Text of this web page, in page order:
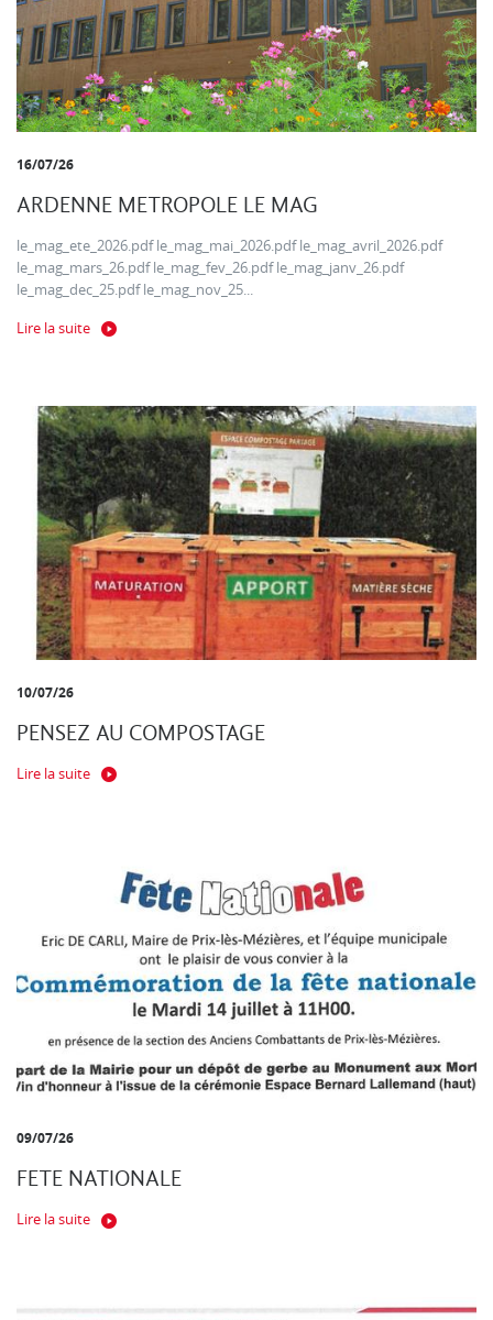
16/07/26
ARDENNE METROPOLE LE MAG
le_mag_ete_2026.pdf le_mag_mai_2026.pdf le_mag_avril_2026.pdf
le_mag_mars_26.pdf le_mag_fev_26.pdf le_mag_janv_26.pdf
le_mag_dec_25.pdf le_mag_nov_25...
Lire la suite
10/07/26
PENSEZ AU COMPOSTAGE
Lire la suite
09/07/26
FETE NATIONALE
Lire la suite